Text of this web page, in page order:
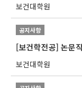
보건대학원
공지사항
[보건학전공] 논문
보건대학원